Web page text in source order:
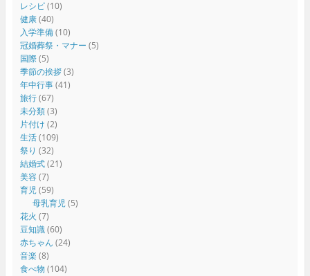
レシピ(10)
健康(40)
入学準備(10)
冠婚葬祭・マナー (5)
国際(5)
季節の挨拶(3)
年中行事(41)
旅行(67)
未分類(3)
片付け (2)
生活(109)
祭り (32)
結婚式(21)
美容(7)
育児(59)
母乳育児(5)
花火 (7)
豆知識(60)
赤ちゃん (24)
音楽 (8)
食べ物 (104)